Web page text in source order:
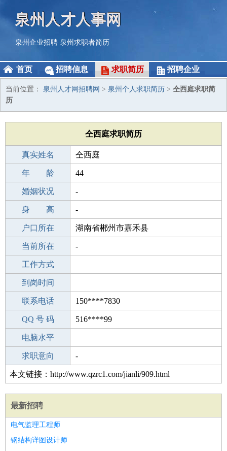
泉州人才人事网
泉州企业招聘 泉州求职者简历
首页 招聘信息 求职简历 招聘企业
当前位置： 泉州人才网招聘网 > 泉州个人求职简历 > 仝西庭求职简
历
仝西庭求职简历
真实姓名 仝西庭
性 别 男
年 龄 44
出生年月 1982-01-13
婚姻状况 -
学 历 成人教育
身 高 -
毕业学校 钟祥市华讯职业技术学校
户口所在 湖南省郴州市嘉禾县
所学专业 -
当前所在 -
工作经验
工作方式
驾 照
到岗时间
期望月薪
联系电话 150****7830
手机号码 150****7830
QQ 号 码 516****99
微信号码
电脑水平
外语水平
求职意向 -
本文链接：http://www.qzrc1.com/jianli/909.html
最新招聘
电气监理工程师
钢结构详图设计师